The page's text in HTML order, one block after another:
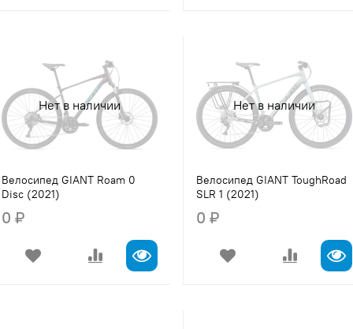
Нет в наличии
Велосипед GIANT Roam 0
Disc (2021)
0 ₽
Нет в наличии
Велосипед GIANT ToughRoad
SLR 1 (2021)
0 ₽